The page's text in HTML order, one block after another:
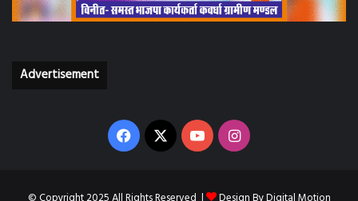
Advertisement
Facebook
X YouTubeInstagram